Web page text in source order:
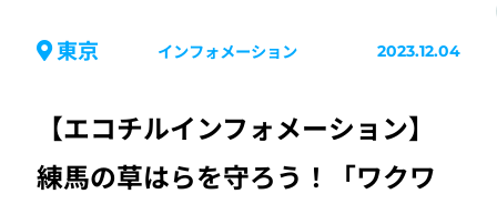
東京 インフォメーション 2023.12.04
【エコチルインフォメーション】
練馬の草はらを守ろう！「ワクワ